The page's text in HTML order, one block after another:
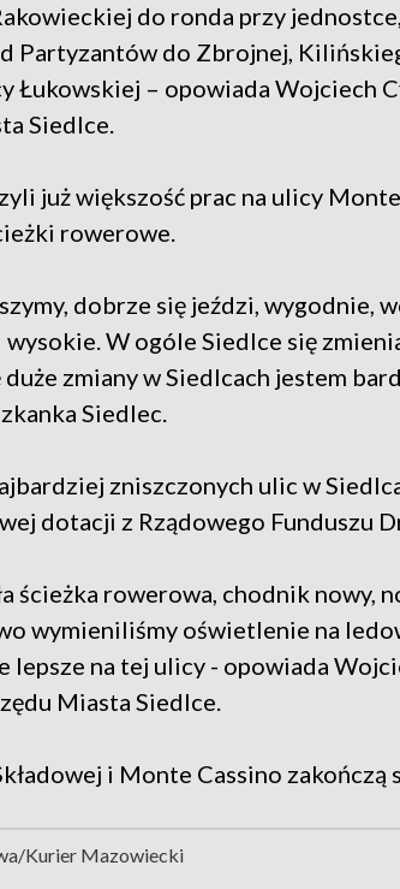
do ronda przy
Partyzantów do Zbrojnej,
Łukowskiej – opowiada Wojciech
Siedlce.
już większość prac na ulicy
rowerowe.
dobrze się jeździ, wygodnie,
W ogóle Siedlce się
zmiany w Siedlcach jestem
Siedlec.
zniszczonych ulic w
dotacji z Rządowego Funduszu
ścieżka rowerowa, chodnik nowy,
wymieniliśmy oświetlenie na
lepsze na tej ulicy - opowiada
Miasta Siedlce.
i Monte Cassino zakończą
Kurier Mazowiecki